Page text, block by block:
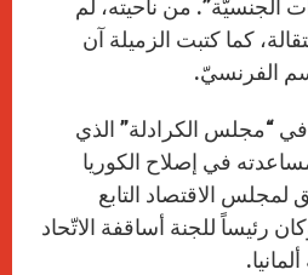
الجنسيّة”. من ناحيته، لم
كما كتبت الزميلة آن
الفرنسيّ.
“مجلس الكرادلة” الذي
البابا سنة 2013 لمساعدته في إصلاح الكوريا
لمجلس الاقتصاد التابع
رئيساً للجنة أساقفة الاتّحاد